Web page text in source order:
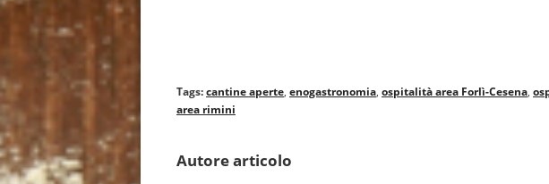
Tags:cantine aperte enogastronomia ospitalità area Forlì-Cesena
area rimini
Autore articolo